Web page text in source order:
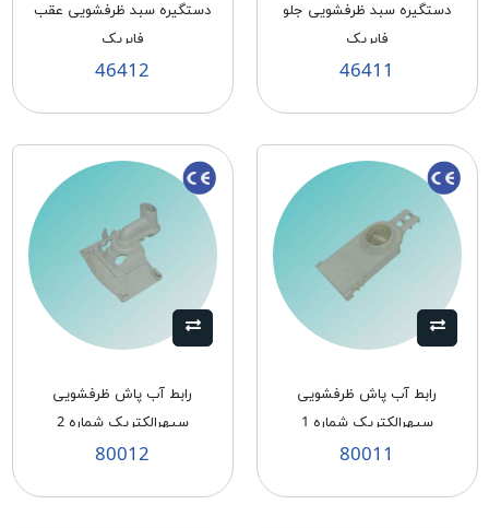
دستگیره سبد ظرفشویی جلو
فابریک
46411
دستگیره سبد ظرفشویی عقب
فابریک
46412
رابط آب پاش ظرفشويی
سپهرالكتريک شماره 1
80011
رابط آب پاش ظرفشويی
سپهرالكتريک شماره 2
80012